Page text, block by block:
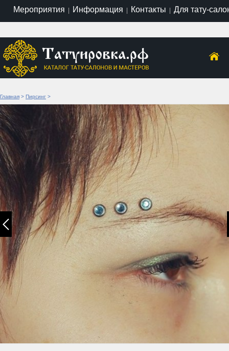
Мероприятия | Информация | Контакты | Для тату-
Главная > Пирсинг >